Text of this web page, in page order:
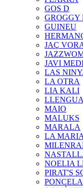
GOS D
GROGGY
GUINEU
JAÇ
JAVI
LAS
LA OTRA
LIA KALI
MAIO
MALUKS
MARALA
LA MARIA
NOELIA
PIRAT'S